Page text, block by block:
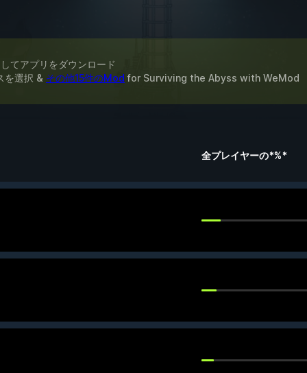
てアプリをダウンロード
を選択 & その他15件のMod for Surviving the Abyss with WeMod
全プレイヤーの*%*